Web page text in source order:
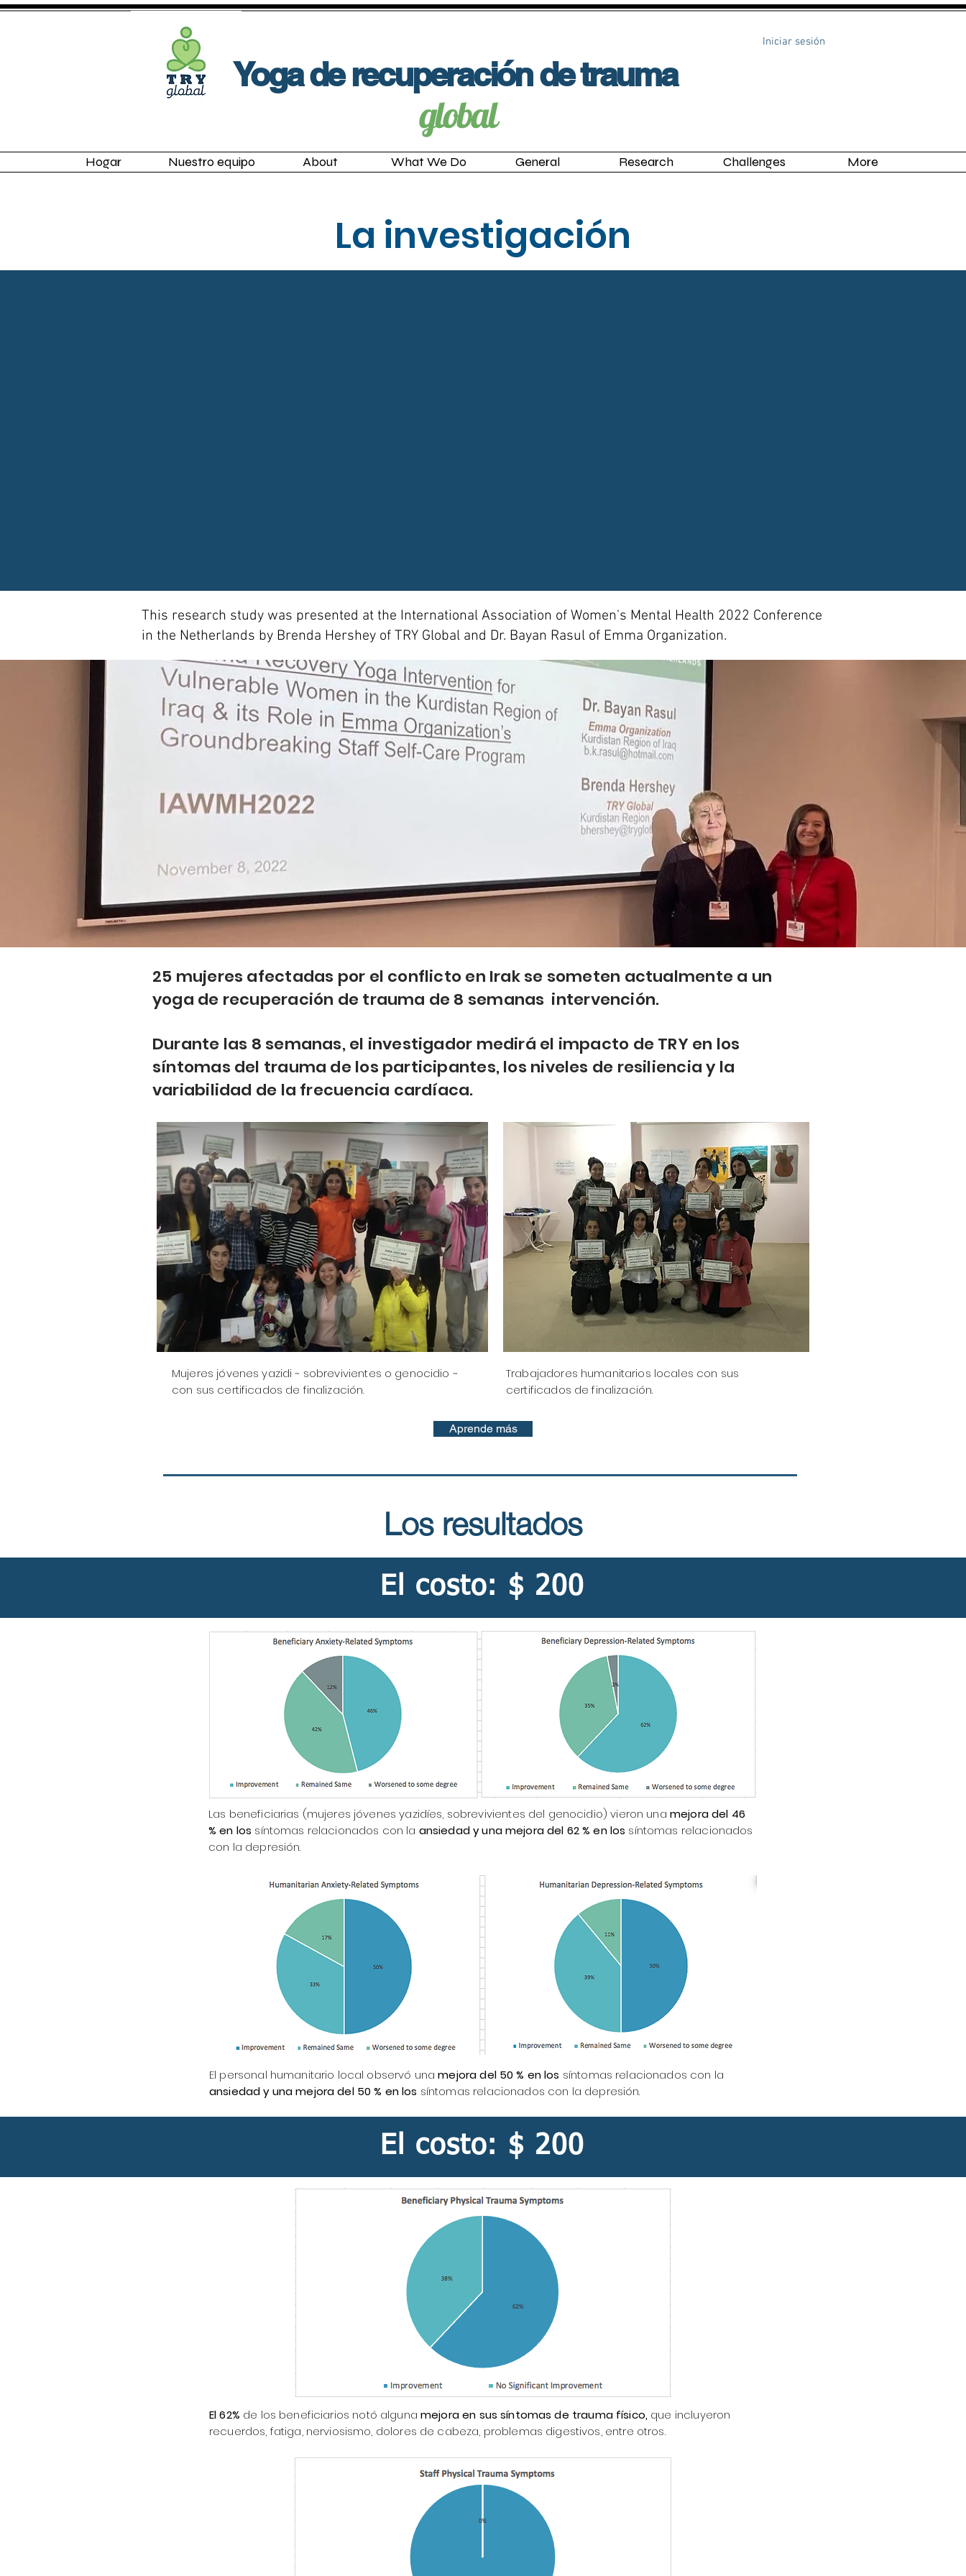
Iniciar sesión
Yoga de recuperación de trauma
global
Hogar Nuestro equipo About What We Do General Research Challenges More
La investigación
This research study was presented at the International Association of Women's Mental Health 2022 Conference
in the Netherlands by Brenda Hershey of TRY Global and Dr. Bayan Rasul of Emma Organization.
25 mujeres afectadas por el conflicto en Irak se someten actualmente a un
yoga de recuperación de trauma de 8 semanas intervención.
Durante las 8 semanas, el investigador medirá el impacto de TRY en los
síntomas del trauma de los participantes, los niveles de resiliencia y la
variabilidad de la frecuencia cardíaca.
Mujeres jóvenes yazidi ~ sobrevivientes o genocidio ~
con sus certificados de finalización.
Trabajadores humanitarios locales con sus
certificados de finalización.
Aprende más
Los resultados
El costo: $ 200
Las beneficiarias (mujeres jóvenes yazidíes, sobrevivientes del genocidio) vieron una mejora del 46
% en los síntomas relacionados con la ansiedad y una mejora del 62 % en los síntomas relacionados
con la depresión.
El personal humanitario local observó unamejora del 50 % en los síntomas relacionados con la
ansiedad y una mejora del 50 % en los síntomas relacionados con la depresión.
El costo: $ 200
El 62% de los beneficiarios notó algunamejora en sus síntomas de trauma físico, que incluyeron
recuerdos, fatiga, nerviosismo, dolores de cabeza, problemas digestivos, entre otros.